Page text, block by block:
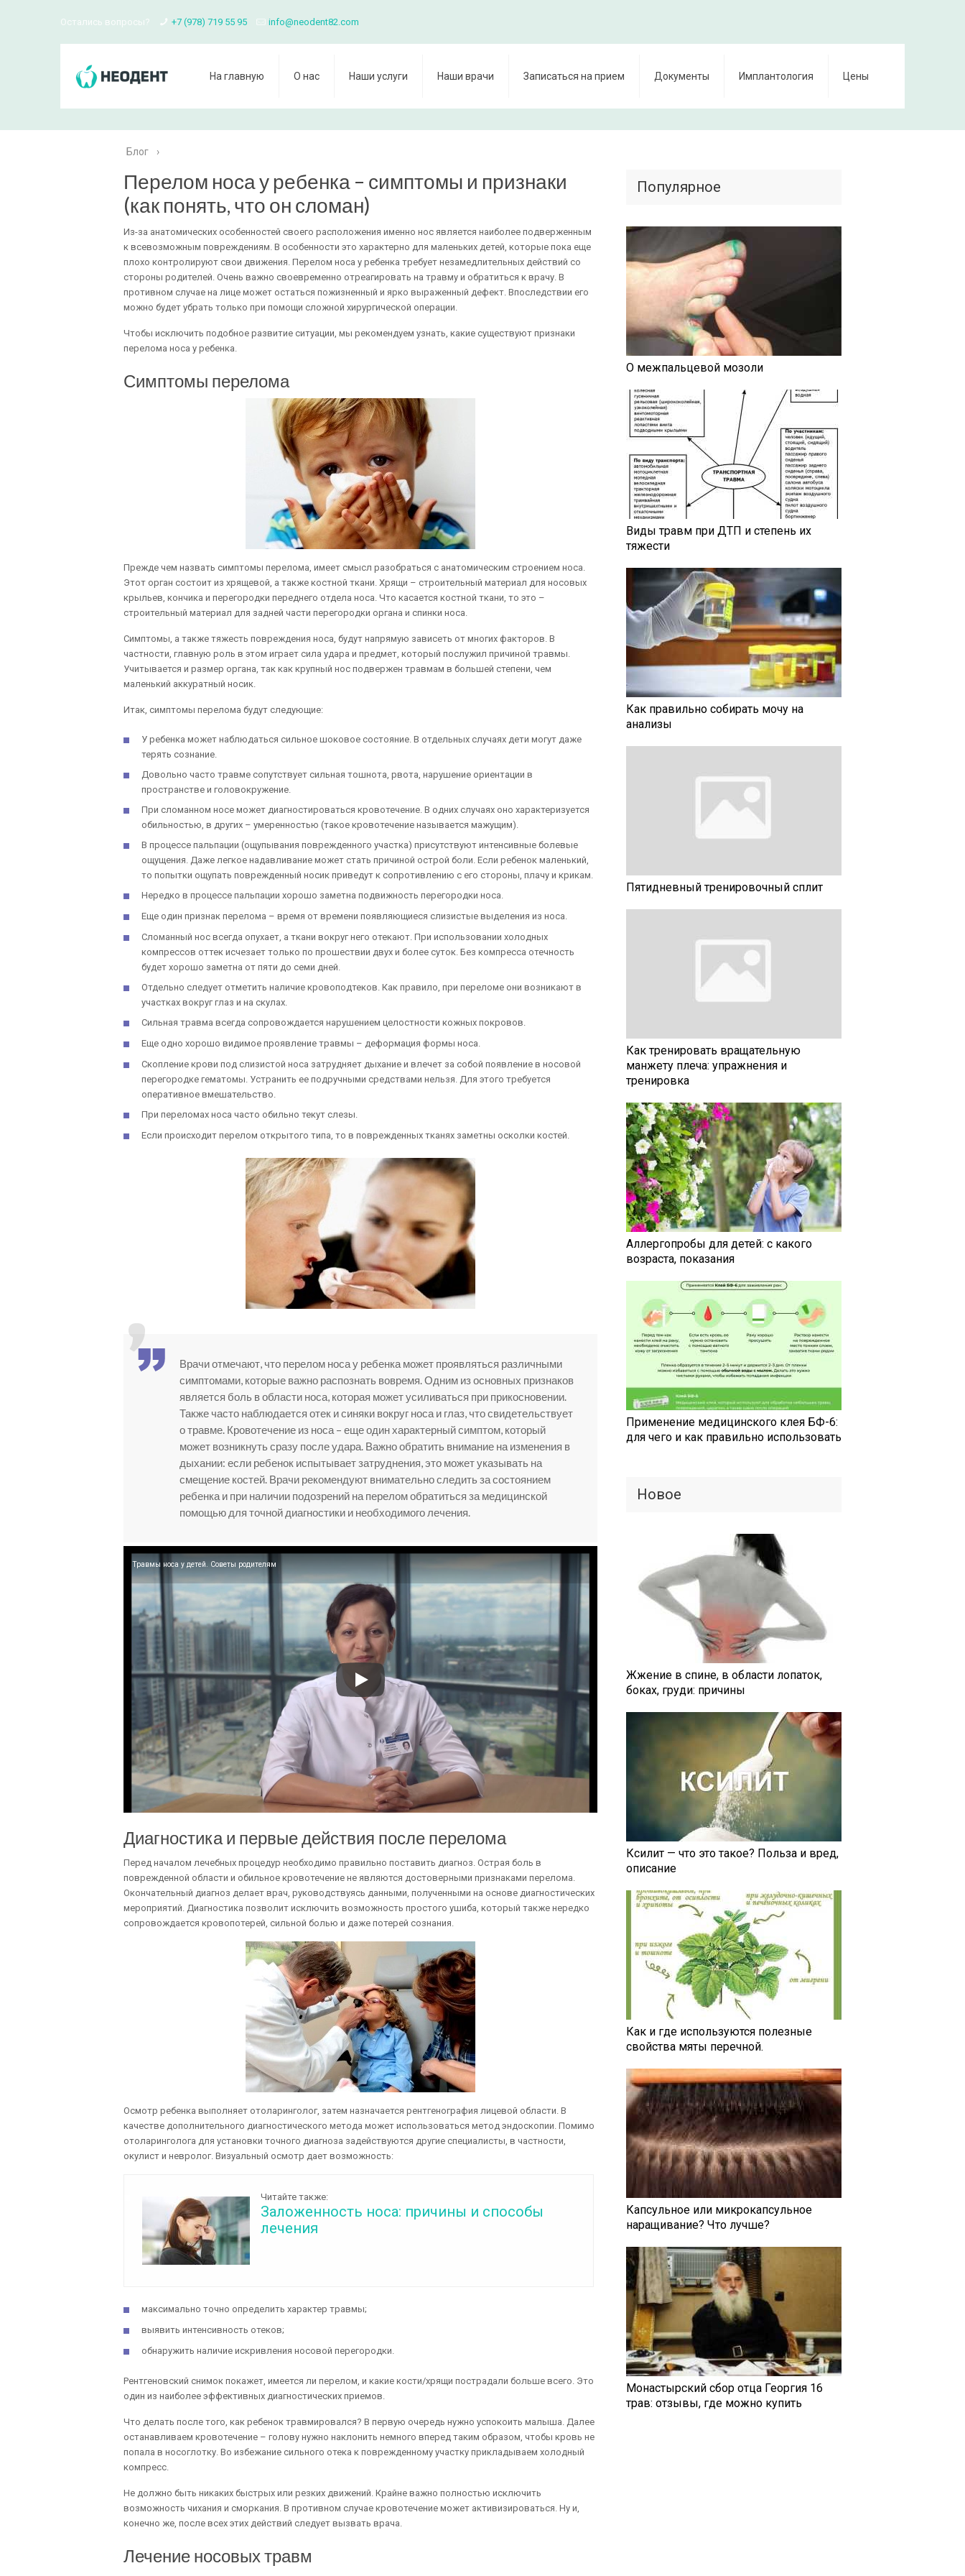
Остались вопросы? +7 (978) 719 55 95 info@neodent82.com
На главную О нас Наши услуги Наши врачи Записаться на прием Документы Имплантология Цены
Блог ›
Перелом носа у ребенка – симптомы и признаки
(как понять, что он сломан)
Из-за анатомических особенностей своего расположения именно нос является наиболее подверженным
к всевозможным повреждениям. В особенности это характерно для маленьких детей, которые пока еще
плохо контролируют свои движения. Перелом носа у ребенка требует незамедлительных действий со
стороны родителей. Очень важно своевременно отреагировать на травму и обратиться к врачу. В
противном случае на лице может остаться пожизненный и ярко выраженный дефект. Впоследствии его
можно будет убрать только при помощи сложной хирургической операции.
Чтобы исключить подобное развитие ситуации, мы рекомендуем узнать, какие существуют признаки
перелома носа у ребенка.
Симптомы перелома
Прежде чем назвать симптомы перелома, имеет смысл разобраться с анатомическим строением носа.
Этот орган состоит из хрящевой, а также костной ткани. Хрящи – строительный материал для носовых
крыльев, кончика и перегородки переднего отдела носа. Что касается костной ткани, то это –
строительный материал для задней части перегородки органа и спинки носа.
Симптомы, а также тяжесть повреждения носа, будут напрямую зависеть от многих факторов. В
частности, главную роль в этом играет сила удара и предмет, который послужил причиной травмы.
Учитывается и размер органа, так как крупный нос подвержен травмам в большей степени, чем
маленький аккуратный носик.
Итак, симптомы перелома будут следующие:
У ребенка может наблюдаться сильное шоковое состояние. В отдельных случаях дети могут даже
терять сознание.
Довольно часто травме сопутствует сильная тошнота, рвота, нарушение ориентации в
пространстве и головокружение.
При сломанном носе может диагностироваться кровотечение. В одних случаях оно характеризуется
обильностью, в других – умеренностью (такое кровотечение называется мажущим).
В процессе пальпации (ощупывания поврежденного участка) присутствуют интенсивные болевые
ощущения. Даже легкое надавливание может стать причиной острой боли. Если ребенок маленький,
то попытки ощупать поврежденный носик приведут к сопротивлению с его стороны, плачу и крикам.
Нередко в процессе пальпации хорошо заметна подвижность перегородки носа.
Еще один признак перелома – время от времени появляющиеся слизистые выделения из носа.
Сломанный нос всегда опухает, а ткани вокруг него отекают. При использовании холодных
компрессов оттек исчезает только по прошествии двух и более суток. Без компресса отечность
будет хорошо заметна от пяти до семи дней.
Отдельно следует отметить наличие кровоподтеков. Как правило, при переломе они возникают в
участках вокруг глаз и на скулах.
Сильная травма всегда сопровождается нарушением целостности кожных покровов.
Еще одно хорошо видимое проявление травмы – деформация формы носа.
Скопление крови под слизистой носа затрудняет дыхание и влечет за собой появление в носовой
перегородке гематомы. Устранить ее подручными средствами нельзя. Для этого требуется
оперативное вмешательство.
При переломах носа часто обильно текут слезы.
Если происходит перелом открытого типа, то в поврежденных тканях заметны осколки костей.
Врачи отмечают, что перелом носа у ребенка может проявляться различными
симптомами, которые важно распознать вовремя. Одним из основных признаков
является боль в области носа, которая может усиливаться при прикосновении.
Также часто наблюдается отек и синяки вокруг носа и глаз, что свидетельствует
о травме. Кровотечение из носа – еще один характерный симптом, который
может возникнуть сразу после удара. Важно обратить внимание на изменения в
дыхании: если ребенок испытывает затруднения, это может указывать на
смещение костей. Врачи рекомендуют внимательно следить за состоянием
ребенка и при наличии подозрений на перелом обратиться за медицинской
помощью для точной диагностики и необходимого лечения.
Травмы носа у детей. Советы родителям
Диагностика и первые действия после перелома
Перед началом лечебных процедур необходимо правильно поставить диагноз. Острая боль в
поврежденной области и обильное кровотечение не являются достоверными признаками перелома.
Окончательный диагноз делает врач, руководствуясь данными, полученными на основе диагностических
мероприятий. Диагностика позволит исключить возможность простого ушиба, который также нередко
сопровождается кровопотерей, сильной болью и даже потерей сознания.
Осмотр ребенка выполняет отоларинголог, затем назначается рентгенография лицевой области. В
качестве дополнительного диагностического метода может использоваться метод эндоскопии. Помимо
отоларинголога для установки точного диагноза задействуются другие специалисты, в частности,
окулист и невролог. Визуальный осмотр дает возможность:
Читайте также:
Заложенность носа: причины и способы
лечения
максимально точно определить характер травмы;
выявить интенсивность отеков;
обнаружить наличие искривления носовой перегородки.
Рентгеновский снимок покажет, имеется ли перелом, и какие кости/хрящи пострадали больше всего. Это
один из наиболее эффективных диагностических приемов.
Что делать после того, как ребенок травмировался? В первую очередь нужно успокоить малыша. Далее
останавливаем кровотечение – голову нужно наклонить немного вперед таким образом, чтобы кровь не
попала в носоглотку. Во избежание сильного отека к поврежденному участку прикладываем холодный
компресс.
Не должно быть никаких быстрых или резких движений. Крайне важно полностью исключить
возможность чихания и сморкания. В противном случае кровотечение может активизироваться. Ну и,
конечно же, после всех этих действий следует вызвать врача.
Лечение носовых травм
Популярное
О межпальцевой мозоли
Виды травм при ДТП и степень их
тяжести
Как правильно собирать мочу на
анализы
Пятидневный тренировочный сплит
Как тренировать вращательную
манжету плеча: упражнения и
тренировка
Аллергопробы для детей: с какого
возраста, показания
Применение медицинского клея БФ-6:
для чего и как правильно использовать
Новое
Жжение в спине, в области лопаток,
боках, груди: причины
Ксилит — что это такое? Польза и вред,
описание
Как и где используются полезные
свойства мяты перечной.
Капсульное или микрокапсульное
наращивание? Что лучше?
Монастырский сбор отца Георгия 16
трав: отзывы, где можно купить